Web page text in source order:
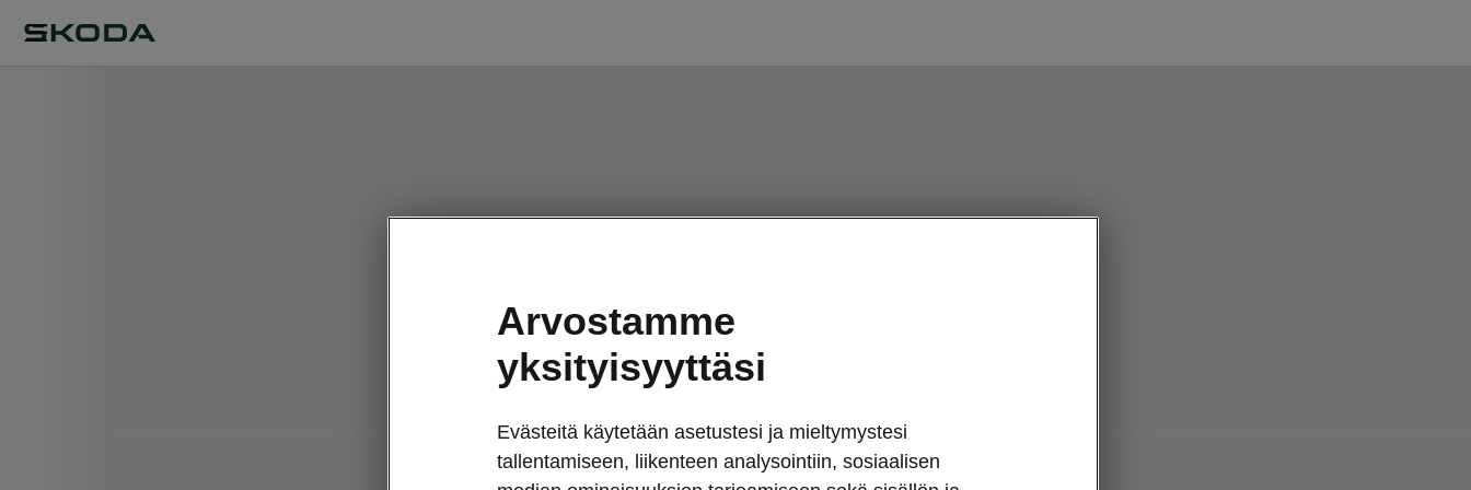
Arvostamme
yksityisyyttäsi
Evästeitä käytetään asetustesi ja mieltymystesi
tallentamiseen, liikenteen analysointiin, sosiaalisen